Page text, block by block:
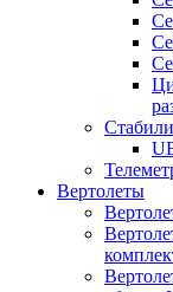
Вертолеты